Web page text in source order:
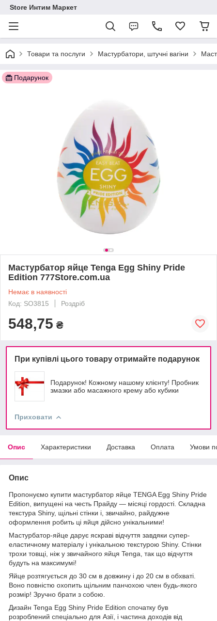
Store Интим Маркет
Товари та послуги Мастурбатори, штучні вагіни
Подарунок
Мастурбатор яйце Tenga Egg Shiny Pride
Edition 777Store.com.ua
Немає в наявності
Код: SO3815
Роздріб
548,75 ₴
При купівлі цього товару отримайте подарунок
Подарунок! Кожному нашому клієнту! Пробник
змазки або масажного крему або кубики
Приховати
Опис Характеристики Доставка Оплата Умови
Опис
Пропонуємо купити мастурбатор яйце TENGA Egg Shiny Pride
Edition, випущені на честь Прайду — місяці гордості. Складна
текстура Shiny, щільні стінки і, звичайно, райдужне
оформлення робить ці яйця дійсно унікальними!
Мастурбатор-яйце дарує яскраві відчуття завдяки супер-
еластичному матеріалу і унікальною текстурою Shiny. Стінки
трохи товщі, ніж у звичайного яйця Tenga, так що відчуття
будуть на максимумі!
Яйце розтягується до 30 см в довжину і до 20 см в обхваті.
Воно повністю охопить щільним панчохою член будь-якого
розмір! Зручно брати з собою.
Дизайн Tenga Egg Shiny Pride Edition спочатку був
розроблений спеціально для Азії, і частина доходів від